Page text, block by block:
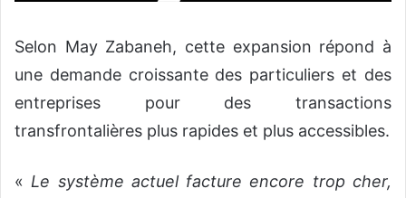
Selon May Zabaneh, cette expansion répond à
une demande croissante des particuliers et des
entreprises pour des transactions
transfrontalières plus rapides et plus accessibles.
« Le système actuel facture encore trop cher,